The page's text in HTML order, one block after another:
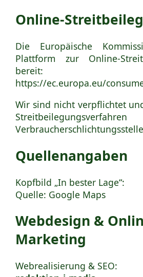
Online-
Die Europäische
Plattform zur Online-
bereit:
https://ec.europa.eu/
Wir sind nicht verpflichtet
Quellenangaben
Kopfbild „In bester Lage“:
Quelle: Google Maps
Webdesign &
Marketing
Webrealisierung & SEO: